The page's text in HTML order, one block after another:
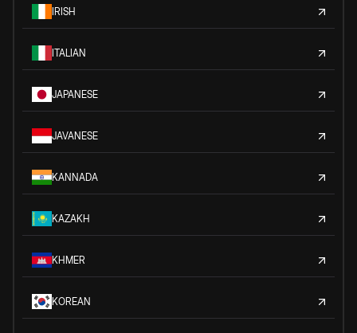
IRISH
ITALIAN
JAPANESE
JAVANESE
KANNADA
KAZAKH
KHMER
KOREAN